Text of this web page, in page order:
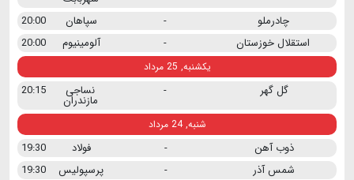
چادرملو
- سپاهان
20:00
استقلال خوزستان
- آلومینیوم 20:00
یکشنبه, 25 مرداد
گل گهر - نساجی
مازندران
20:15
شنبه, 24 مرداد
ذوب آهن - فولاد
19:30
شمس آذر
- پرسپولیس
19:30